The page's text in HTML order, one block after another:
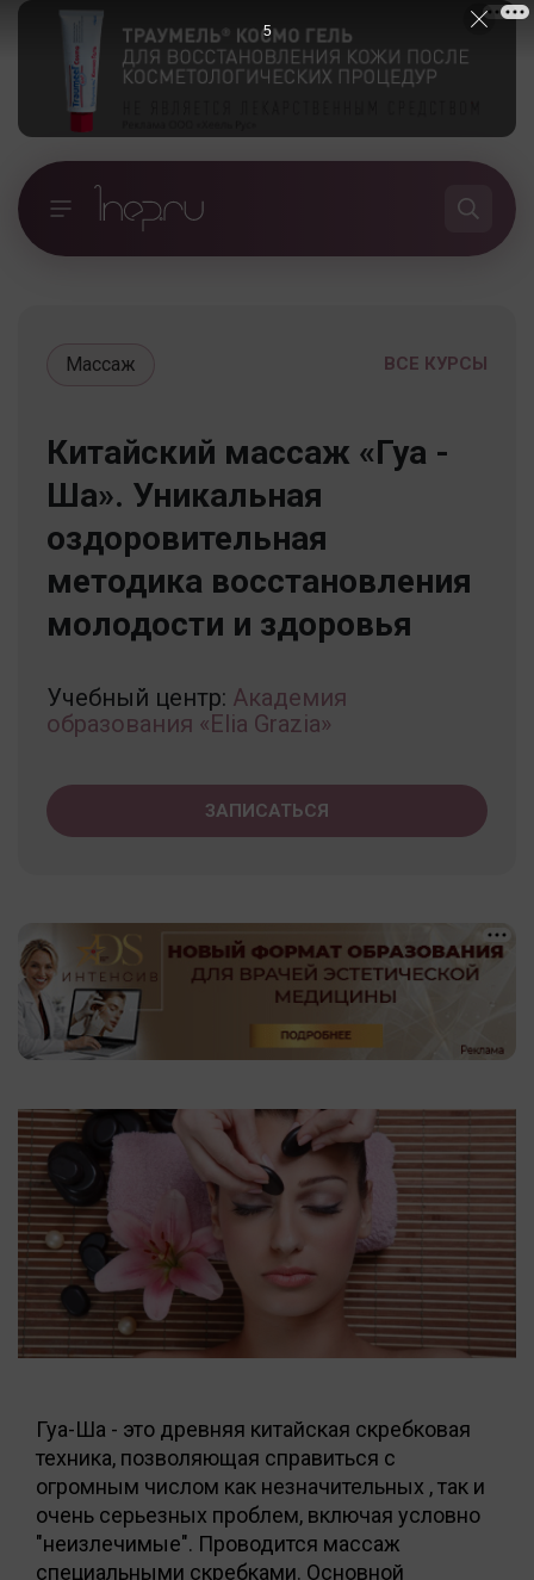
ВСЕ КУРСЫ
Массаж
Китайский массаж «Гуа -
Ша». Уникальная
оздоровительная
методика восстановления
молодости и здоровья
Учебный центр: Академия
образования «Elia Grazia»
ЗАПИСАТЬСЯ
Гуа-Ша - это древняя китайская скребковая
техника, позволяющая справиться с
огромным числом как незначительных , так и
очень серьезных проблем, включая условно
"неизлечимые". Проводится массаж
специальными скребками. Основной
5